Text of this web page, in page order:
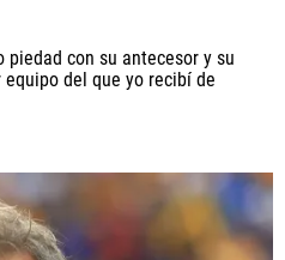
piedad con su antecesor y su
del que yo recibí de